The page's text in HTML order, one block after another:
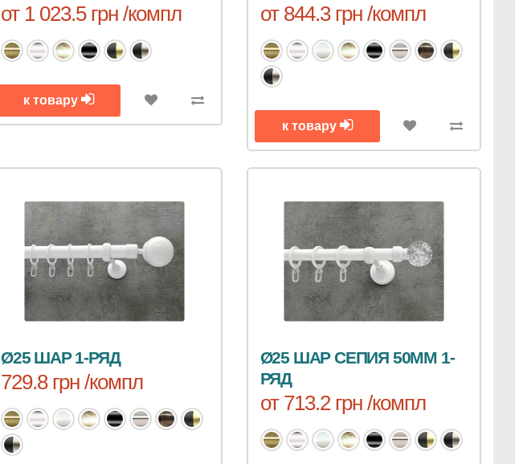
от 1 023.5 грн /компл
к товару
от 844.3 грн /компл
к товару
Ø25 ШАР 1-РЯД
729.8 грн /компл
Ø25 ШАР СЕПИЯ 50ММ 1-
РЯД
от 713.2 грн /компл